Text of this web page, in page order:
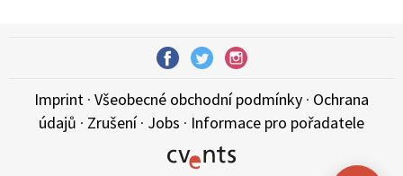
Imprint · Všeobecné obchodní podmínky · Ochrana
údajů · Zrušení· Jobs · Informace pro pořadatele